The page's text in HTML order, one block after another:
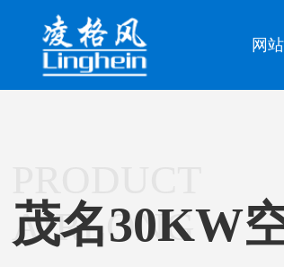
网
AIRLONG
茂名30KW